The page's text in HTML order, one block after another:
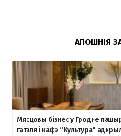
АПОШНІЯ
Мясцовы бізнес у Гродне
гатэля і кафэ “Культура”